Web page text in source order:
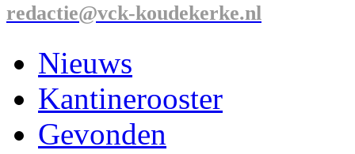
redactie@vck-koudekerke.nl
Nieuws
Kantinerooster
Gevonden